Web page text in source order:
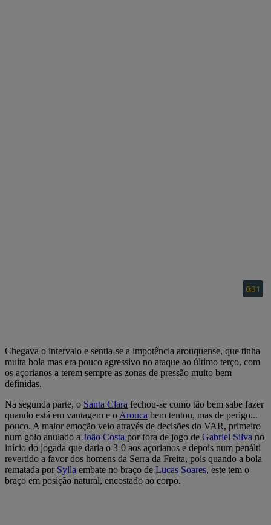
Chegava o intervalo e sentia-se a impotência arouquense, que tinha
muita bola mas era pouco agressivo no ataque ao último terço, com
os açorianos a terem sempre as zonas de pressão muito bem
definidas.
Na segunda parte, o Santa Clara fechou-se como tão bem sabe fazer
quando está em vantagem e o Arouca bem tentou, mas de perigo...
pouco. A maior emoção veio através de decisões do VAR, primeiro
num golo anulado a João Costa por fora de jogo de Gabriel Silva no
início do jogada que daria o 3-0 aos açorianos e depois num penálti
revertido a favor dos homens da Serra da Freita, pois quando a bola
rematada por Sylla embate no braço de Lucas Soares, este tem o
braço em posição natural, encostado ao corpo.